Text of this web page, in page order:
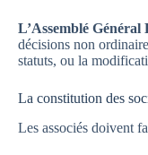
L’Assemblé
décisions non
statuts, ou la
La constitution des
Les associés doivent